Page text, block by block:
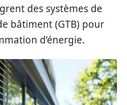
des systèmes de
bâtiment (GTB) pour
d’énergie.